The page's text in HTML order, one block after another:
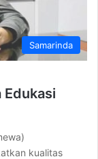
Samarinda
Edukasi
kualitas